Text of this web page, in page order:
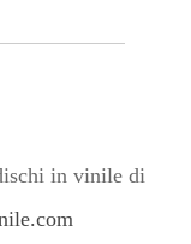
in vinile di